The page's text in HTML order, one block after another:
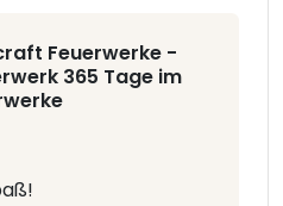
Feuerwerke -
365 Tage im